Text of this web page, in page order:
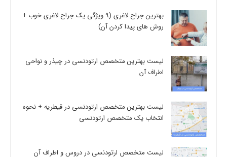
بهترین جراح لاغری (9 ویژگی یک جراح لاغری خوب +
روش های پیدا کردن آن)
لیست بهترین متخصص ارتودنسی در چیذر و نواحی
اطراف آن
لیست بهترین متخصص ارتودنسی در قیطریه + نحوه
انتخاب یک متخصص ارتودنسی
لیست متخصص ارتودنسی در دروس و اطراف آن